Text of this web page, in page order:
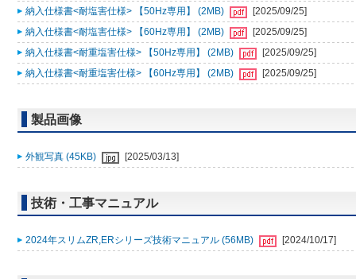
納入仕様書<耐塩害仕様> 【50Hz専用】 (2MB)
[2025/09/25]
納入仕様書<耐塩害仕様> 【60Hz専用】 (2MB)
[2025/09/25]
納入仕様書<耐重塩害仕様> 【50Hz専用】 (2MB)
[2025/09/25]
納入仕様書<耐重塩害仕様> 【60Hz専用】 (2MB)
[2025/09/25]
製品画像
外観写真 (45KB) [2025/03/13]
技術・工事マニュアル
2024年スリムZR,ERシリーズ技術マニュアル (56MB) [2024/10/17]